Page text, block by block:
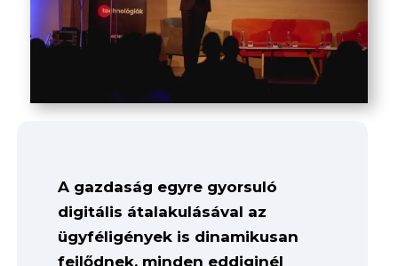
A gazdaság egyre gyorsuló
digitális átalakulásával az
ügyféligények is dinamikusan
fejlődnek, minden eddiginél